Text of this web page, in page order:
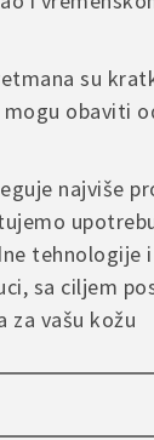
su
obaviti
najviše
tehnologije
sa ciljem
za vašu kožu